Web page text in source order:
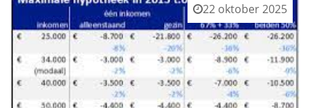
22 oktober 2025